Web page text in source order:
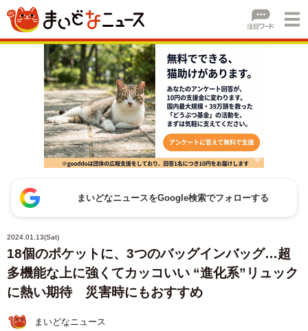
まいどなニュースをGoogle検索でフォローする
2024.01.13(Sat)
18個のポケットに、3つのバッグインバッグ…超
多機能な上に強くてカッコいい “進化系”リュック
に熱い期待 災害時にもおすすめ
まいどなニュース